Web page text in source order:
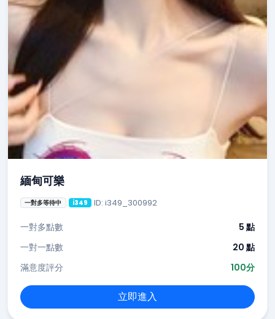
緬甸可樂
一對多等待中 i349 ID: i349_300992
一對多點數
5 點
一對一點數
20 點
滿意度評分
100分
立即進入